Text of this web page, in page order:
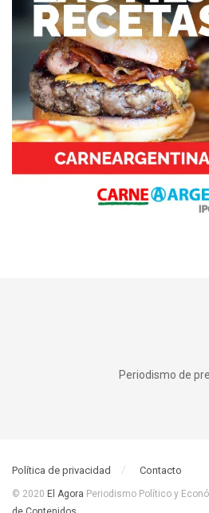
Periodismo de
Política de privacidad Contacto
© 2020 El Agora Periodismo Político y